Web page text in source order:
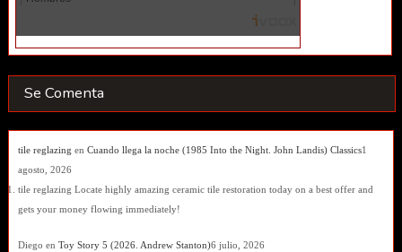
Se Comenta
tile reglazing en Cuando llega la noche (1985 Into the Night. John Landis) Classics1
agosto, 2026
tile reglazing Locate highly amazing ceramic tile restoration today on a best offer and
gets your money flowing immediately!
Diego en Toy Story 5 (2026. Andrew Stanton)6 julio, 2026